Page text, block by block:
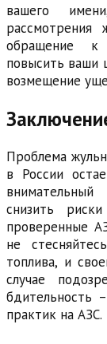
вашего
рассмотрения
обращение к
повысить ваши
возмещение
Проблема
в России
снизить
проверенные
не
топлива, и
случае
бдительность
практик на АЗС.